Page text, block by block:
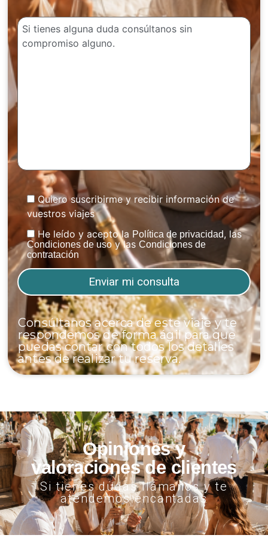
Quiero suscribirme y recibir información de
vuestros viajes
He leído y acepto la Política de privacidad , las
Condiciones de uso y lasCondiciones de
contratación
Consúltanos acerca de este viaje y te
respondemos de forma ágil para que
puedas contar con todos los detalles
antes de realizar tu reserva.
Opiniones y
valoraciones de clientes
Si tienes dudas llámanos y te
atendemos encantadas